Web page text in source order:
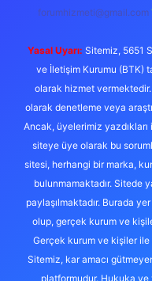
forumhizmeti@gmail.com
Yasal Uyarı: Sitemiz, 5651
ve İletişim Kurumu (BTK)
olarak hizmet
olarak denetleme veya
Ancak, üyelerimiz
siteye üye olarak bu
sitesi, herhangi bir marka,
bulunmamaktadır. Sitede
paylaşılmaktadır. Burada
olup, gerçek kurum ve
Gerçek kurum ve kişiler
Sitemiz, kar amacı
platformudur. Hukuka ve